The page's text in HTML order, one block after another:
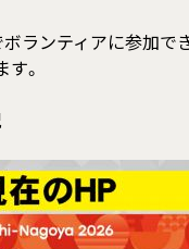
ランティアに参加で
。